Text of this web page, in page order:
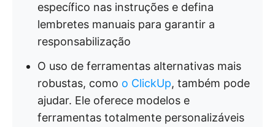
específico nas instruções e defina
lembretes manuais para garantir a
responsabilização
O uso de ferramentas alternativas mais
robustas, como o ClickUp, também pode
ajudar. Ele oferece modelos e
ferramentas totalmente personalizáveis